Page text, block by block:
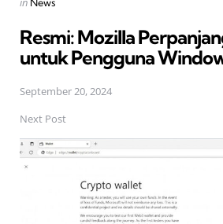
Resmi: Mozilla
untuk Pengguna
September 20, 2024
Next Post